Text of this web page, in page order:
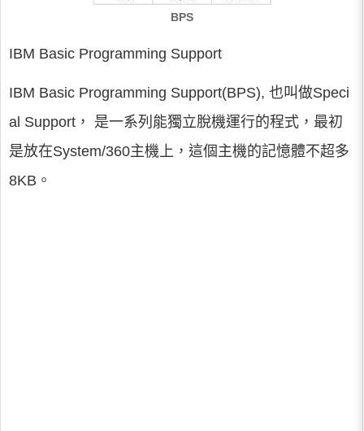
BPS
IBM Basic Programming Support
IBM Basic Programming Support(BPS), 也叫做Speci
al Support， 是一系列能獨立脫機運行的程式，最初
是放在System/360主機上，這個主機的記憶體不超多
8KB。